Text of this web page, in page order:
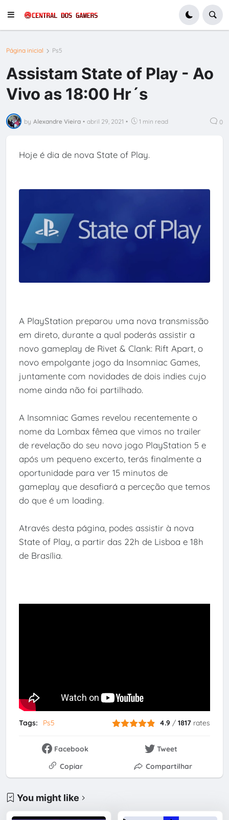
Página inicial Ps5
Assistam State of Play - Ao
Vivo as 18:00 Hr´s
by Alexandre Vieira • abril 29, 2021 • 1 min read 0
Hoje é dia de nova State of Play.
A PlayStation preparou uma nova transmissão
em direto, durante a qual poderás assistir a
novo gameplay de Rivet & Clank: Rift Apart, o
novo empolgante jogo da Insomniac Games,
juntamente com novidades de dois indies cujo
nome ainda não foi partilhado.
A Insomniac Games revelou recentemente o
nome da Lombax fêmea que vimos no trailer
de revelação do seu novo jogo PlayStation 5 e
após um pequeno excerto, terás finalmente a
oportunidade para ver 15 minutos de
gameplay que desafiará a perceção que temos
do que é um loading.
Através desta página, podes assistir à nova
State of Play, a partir das 22h de Lisboa e 18h
de Brasília.
Tags: Ps5 4.9 /1817 rates
Facebook
Tweet
Copiar
Compartilhar
You might like